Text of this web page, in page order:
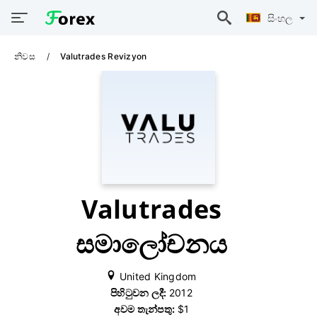
සිංහල
නිවස Valutrades Revizyon
Valutrades
සමාලෝචනය
United Kingdom
පිහිටුවන ලදී: 2012
අවම තැන්පතු: $1